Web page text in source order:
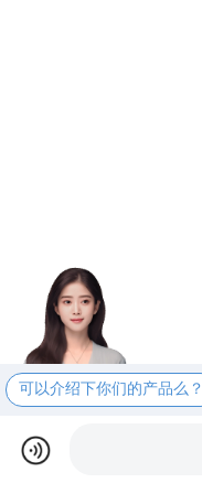
可以介绍下你们的产品么？